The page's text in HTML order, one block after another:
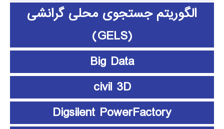
الگوریتم جستجوی محلی گرانشی
(GELS)
Big Data
civil 3D
Digsilent PowerFactory